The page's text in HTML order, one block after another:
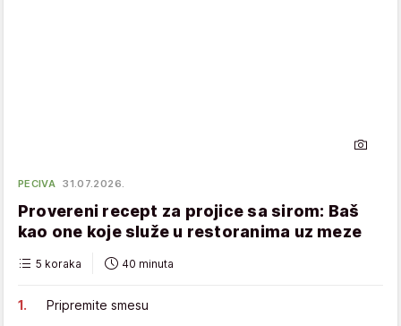
PECIVA 31.07.2026.
Provereni recept za projice sa sirom: Baš
kao one koje služe u restoranima uz meze
5 koraka 40 minuta
Pripremite smesu